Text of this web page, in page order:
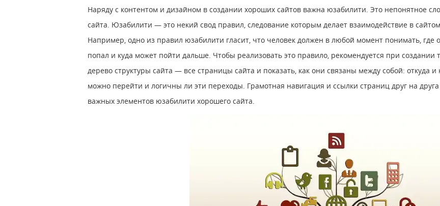
Наряду с контентом и дизайном в создании хороших сайтов важна юзабилити. Это непонятное
сайта. Юзабилити — это некий свод правил, следование которым делает взаимодействие в
Например, одно из правил юзабилити гласит, что человек должен в любой момент понимать, где
попал и куда может пойти дальше. Чтобы реализовать это правило, рекомендуется при создании
дерево структуры сайта — все страницы сайта и показать, как они связаны между собой: откуда и
можно перейти и логичны ли эти переходы. Грамотная навигация и ссылки страниц друг на
важных элементов юзабилити хорошего сайта.